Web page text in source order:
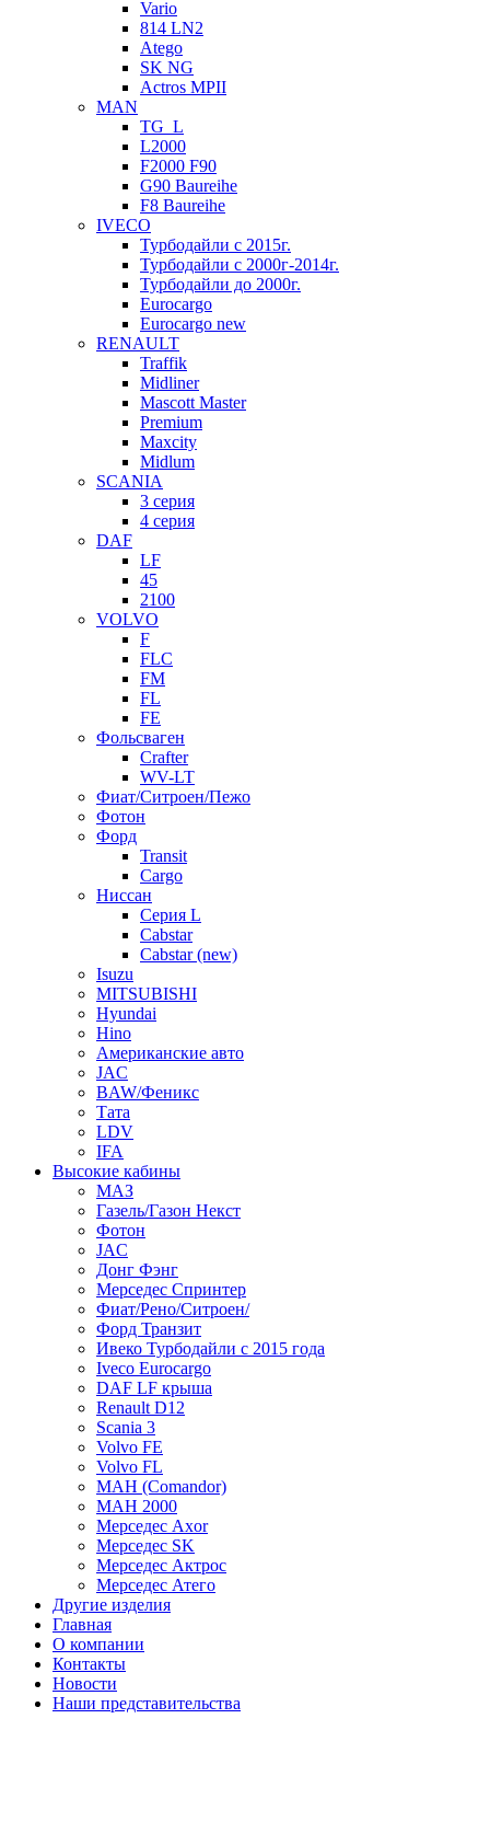
Vario
814 LN2
Atego
SK NG
Actros MPII
MAN
TG_L
L2000
F2000 F90
G90 Baureihe
F8 Baureihe
IVECO
Турбодайли с 2015г.
Турбодайли с 2000г-2014г.
Турбодайли до 2000г.
Eurocargo
Eurocargo new
RENAULT
Traffik
Midliner
Mascott Master
Premium
Maxcity
Midlum
SCANIA
3 серия
4 серия
DAF
LF
45
2100
VOLVO
F
FLC
FM
FL
FE
Фольсваген
Crafter
WV-LT
Фиат/Ситроен/Пежо
Фотон
Форд
Transit
Cargo
Ниссан
Серия L
Cabstar
Cabstar (new)
Isuzu
MITSUBISHI
Hyundai
Hino
Американские авто
JAC
BAW/Феникс
Тата
LDV
IFA
Высокие кабины
МАЗ
Газель/Газон Некст
Фотон
JAC
Донг Фэнг
Мерседес Спринтер
Фиат/Рено/Ситроен/
Форд Транзит
Ивеко Турбодайли с 2015 года
Iveco Eurocargo
DAF LF крыша
Renault D12
Scania 3
Volvo FE
Volvo FL
МАН (Comandor)
МАН 2000
Мерседес Axor
Мерседес SK
Мерседес Актрос
Мерседес Атего
Другие изделия
Главная
О компании
Контакты
Новости
Наши представительства